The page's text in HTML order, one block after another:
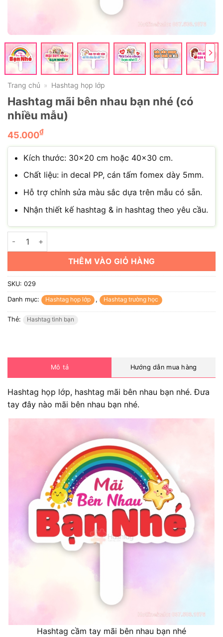
Trang chủ » Hashtag họp lớp
Hashtag mãi bên nhau bạn nhé (có
nhiều mẫu)
45.000₫
Kích thước: 30×20 cm hoặc 40×30 cm.
Chất liệu: in decal PP, cán tấm fomex dày 5mm.
Hỗ trợ chỉnh sửa màu sắc dựa trên mẫu có sẵn.
Nhận thiết kế hashtag & in hashtag theo yêu cầu.
Hashtag mãi bên nhau bạn nhé (có nhiều mẫu) số lượng
THÊM VÀO GIỎ HÀNG
SKU: 029
Danh mục: Hashtag họp lớp , Hashtag trường học
Thẻ: Hashtag tình bạn
Mô tả Hướng dẫn mua hàng
Hashtag họp lớp, hashtag mãi bên nhau bạn nhé. Đưa
tay đây nào mãi bên nhau bạn nhé.
Hashtag cầm tay mãi bên nhau bạn nhé